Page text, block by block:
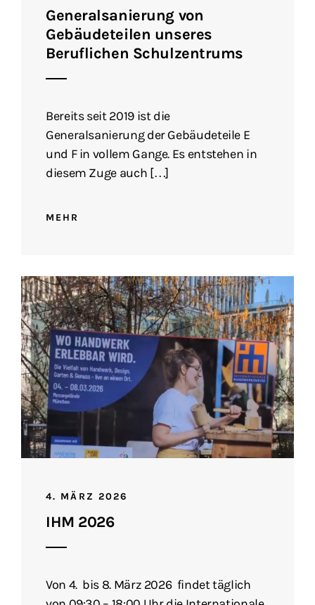
Generalsanierung von
Gebäudeteilen unseres
Beruflichen Schulzentrums
Bereits seit 2019 ist die
Generalsanierung der Gebäudeteile E
und F in vollem Gange. Es entstehen in
diesem Zuge auch […]
MEHR
4. MÄRZ 2026
IHM 2026
Von 4. bis 8. März 2026 findet täglich